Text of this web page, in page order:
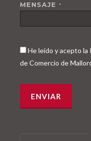
MENSAJE *
He leído y acepto la
de Comercio de